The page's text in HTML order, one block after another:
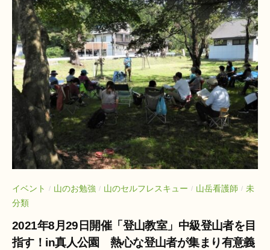
イベント / 山のお勉強 / 山のセルフレスキュー / 山岳看護師 / 未
分類
2021年8月29日開催「登山教室」中級登山者を目
指す！in真人公園 熱心な登山者が集まり有意義